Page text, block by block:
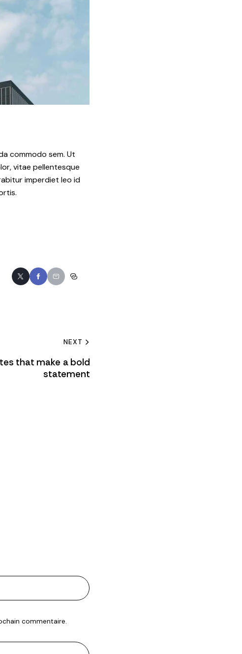
commodo sem. Ut
vitae pellentesque
imperdiet leo id
NEXT
that make a bold
statement
commentaire.